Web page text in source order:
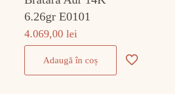
6.26gr E0101
4.069,00lei
Adaugă în coș